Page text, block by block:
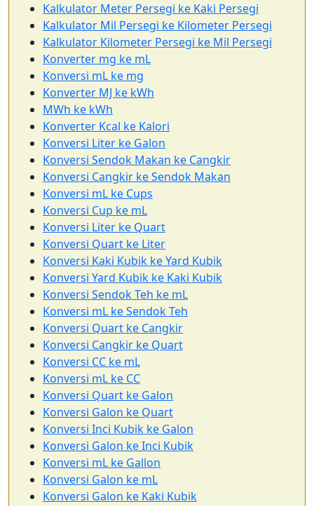
Kalkulator Meter Persegi ke Kaki Persegi
Kalkulator Mil Persegi ke Kilometer Persegi
Kalkulator Kilometer Persegi ke Mil Persegi
Konverter mg ke mL
Konversi mL ke mg
Konverter MJ ke kWh
MWh ke kWh
Konverter Kcal ke Kalori
Konversi Liter ke Galon
Konversi Sendok Makan ke Cangkir
Konversi Cangkir ke Sendok Makan
Konversi mL ke Cups
Konversi Cup ke mL
Konversi Liter ke Quart
Konversi Quart ke Liter
Konversi Kaki Kubik ke Yard Kubik
Konversi Yard Kubik ke Kaki Kubik
Konversi Sendok Teh ke mL
Konversi mL ke Sendok Teh
Konversi Quart ke Cangkir
Konversi Cangkir ke Quart
Konversi CC ke mL
Konversi mL ke CC
Konversi Quart ke Galon
Konversi Galon ke Quart
Konversi Inci Kubik ke Galon
Konversi Galon ke Inci Kubik
Konversi mL ke Gallon
Konversi Galon ke mL
Konversi Galon ke Kaki Kubik